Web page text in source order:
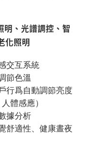
、光譜調控、智
化照明
交互系統
節色溫
行爲自動調節亮度
體感應）
據分析
舒適性、健康晝夜